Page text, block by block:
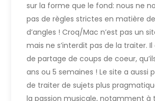
sur la forme que le fond: nous ne
pas de règles strictes en matière
d’angles ! Croq/Mac n’est pas un
mais ne s’interdit pas de la traiter.
de partage de coups de coeur,
ans ou 5 semaines ! Le site a aussi
de traiter de sujets plus
la passion musicale, notamment à